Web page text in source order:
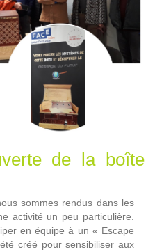
de la boîte
sommes rendus dans les
activité un peu particulière.
en équipe à un « Escape
créé pour sensibiliser aux